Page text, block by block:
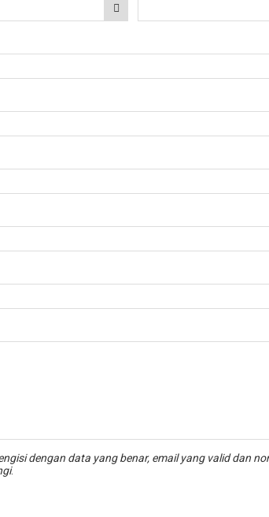
dengan data yang benar, email yang valid dan
.